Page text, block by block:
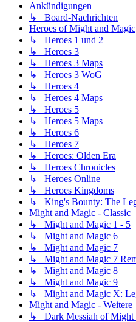
Ankündigungen
↳ Board-Nachrichten
Heroes of Might and Magic
↳ Heroes 1 und 2
↳ Heroes 3
↳ Heroes 3 Maps
↳ Heroes 3 WoG
↳ Heroes 4
↳ Heroes 4 Maps
↳ Heroes 5
↳ Heroes 5 Maps
↳ Heroes 6
↳ Heroes 7
↳ Heroes: Olden Era
↳ Heroes Chronicles
↳ Heroes Online
↳ Heroes Kingdoms
↳ King's Bounty: The
Might and Magic - Classic
↳ Might and Magic 1 - 5
↳ Might and Magic 6
↳ Might and Magic 7
↳ Might and Magic 7
↳ Might and Magic 8
↳ Might and Magic 9
↳ Might and Magic X:
Might and Magic - Weitere
↳ Dark Messiah of Might